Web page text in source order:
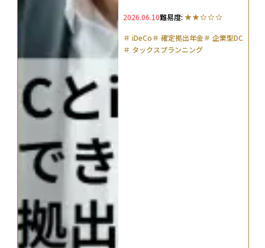
2026.06.10難易度:
＃ iDeCo＃ 確定拠出年金＃ 企業型DC
＃ タックスプランニング